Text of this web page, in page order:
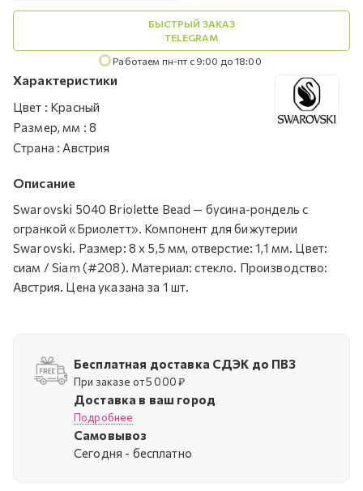
БЫСТРЫЙ ЗАКАЗ
TELEGRAM
Работаем пн-пт с 9:00 до 18:00
Характеристики
Цвет : Красный
Размер, мм : 8
Страна : Австрия
Описание
Swarovski 5040 Briolette Bead — бусина-рондель с
огранкой «Бриолетт». Компонент для бижутерии
Swarovski. Размер: 8 х 5,5 мм, отверстие: 1,1 мм. Цвет:
сиам / Siam (#208). Материал: стекло. Производство:
Австрия. Цена указана за 1 шт.
Бесплатная доставка СДЭК до ПВЗ
При заказе от 5 000 ₽
Доставка в ваш город
Подробнее
Самовывоз
Cегодня - бесплатно